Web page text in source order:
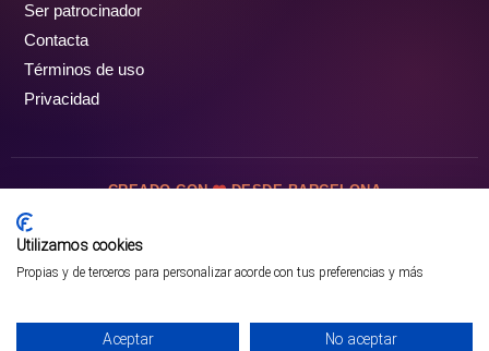
Ser patrocinador
Contacta
Términos de uso
Privacidad
CREADO CON DESDE BARCELONA
Utilizamos cookies
Propias y de terceros para personalizar acorde con tus preferencias y más
Aceptar No aceptar